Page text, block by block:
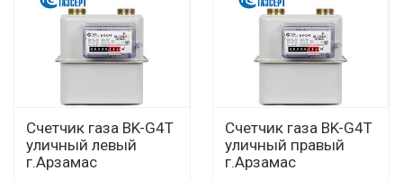
Счетчик газа BK-G4T
уличный левый
г.Арзамас
Счетчик газа BK-G4T
уличный правый
г.Арзамас